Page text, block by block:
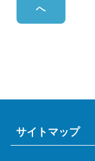
へ
サイトマップ